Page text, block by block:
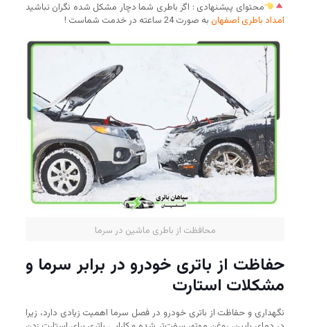
محتوای پیشنهادی : اگر باطری شما دچار مشکل شده نگران نباشید
امداد باطری اصفهانبه صورت 24 ساعته در خدمت شماست !
محافظت از باطری ماشین در سرما
حفاظت از باتری خودرو در برابر سرما و
مشکلات استارت
نگهداری و حفاظت از باتری خودرو در فصل سرما اهمیت زیادی دارد، زیرا